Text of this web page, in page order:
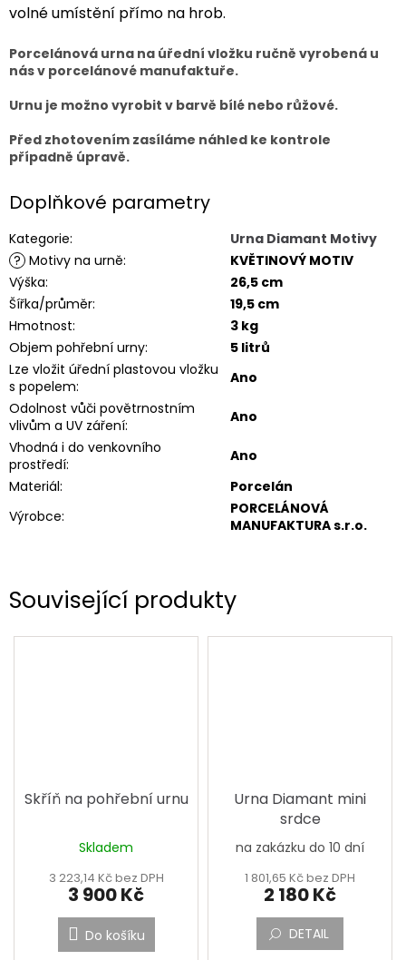
Související produkty
Skříň na pohřební urnu
Skladem
3 223,14 Kč bez DPH
3 900 Kč
Do košíku
Urna Diamant mini
srdce
na zakázku do 10 dní
1 801,65 Kč bez DPH
2 180 Kč
DETAIL
volné umístění přímo na hrob.
Porcelánová urna na úřední vložku ručně vyrobená u
nás v porcelánové manufaktuře.
Urnu je možno vyrobit v barvě bílé nebo růžové.
Před zhotovením zasíláme náhled ke kontrole
případně úpravě.
Doplňkové parametry
Kategorie:
Urna Diamant Motivy
? Motivy na urně:
KVĚTINOVÝ MOTIV
Výška:
26,5 cm
Šířka/průměr:
19,5 cm
Hmotnost:
3 kg
Objem pohřební urny:
5 litrů
Lze vložit úřední plastovou vložku
s popelem:
Ano
Odolnost vůči povětrnostním
vlivům a UV záření:
Ano
Vhodná i do venkovního
prostředí:
Ano
Materiál:
Porcelán
Výrobce:
PORCELÁNOVÁ
MANUFAKTURA s.r.o.